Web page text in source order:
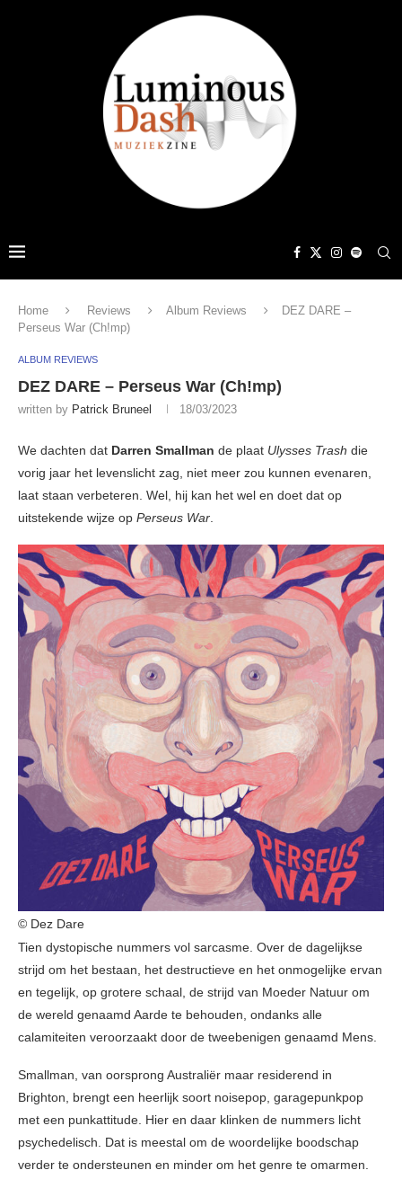
Home Reviews Album Reviews
DEZ DARE –
Perseus War (Ch!mp)
ALBUM REVIEWS
DEZ DARE – Perseus War (Ch!mp)
written by Patrick Bruneel 18/03/2023
We dachten dat Darren Smallman de plaat Ulysses Trash die
vorig jaar het levenslicht zag, niet meer zou kunnen evenaren,
laat staan verbeteren. Wel, hij kan het wel en doet dat op
uitstekende wijze op Perseus War.
© Dez Dare
Tien dystopische nummers vol sarcasme. Over de dagelijkse
strijd om het bestaan, het destructieve en het onmogelijke ervan
en tegelijk, op grotere schaal, de strijd van Moeder Natuur om
de wereld genaamd Aarde te behouden, ondanks alle
calamiteiten veroorzaakt door de tweebenigen genaamd Mens.
Smallman, van oorsprong Australiër maar residerend in
Brighton, brengt een heerlijk soort noisepop, garagepunkpop
met een punkattitude. Hier en daar klinken de nummers licht
psychedelisch. Dat is meestal om de woordelijke boodschap
verder te ondersteunen en minder om het genre te omarmen.